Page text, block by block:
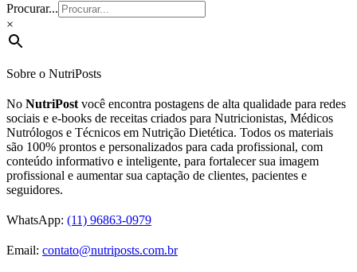
Procurar...
×
Sobre o NutriPosts
No NutriPost você encontra postagens de alta qualidade para redes
sociais e e-books de receitas criados para Nutricionistas, Médicos
Nutrólogos e Técnicos em Nutrição Dietética. Todos os materiais
são 100% prontos e personalizados para cada profissional, com
conteúdo informativo e inteligente, para fortalecer sua imagem
profissional e aumentar sua captação de clientes, pacientes e
seguidores.
WhatsApp: (11) 96863-0979
Email: contato@nutriposts.com.br